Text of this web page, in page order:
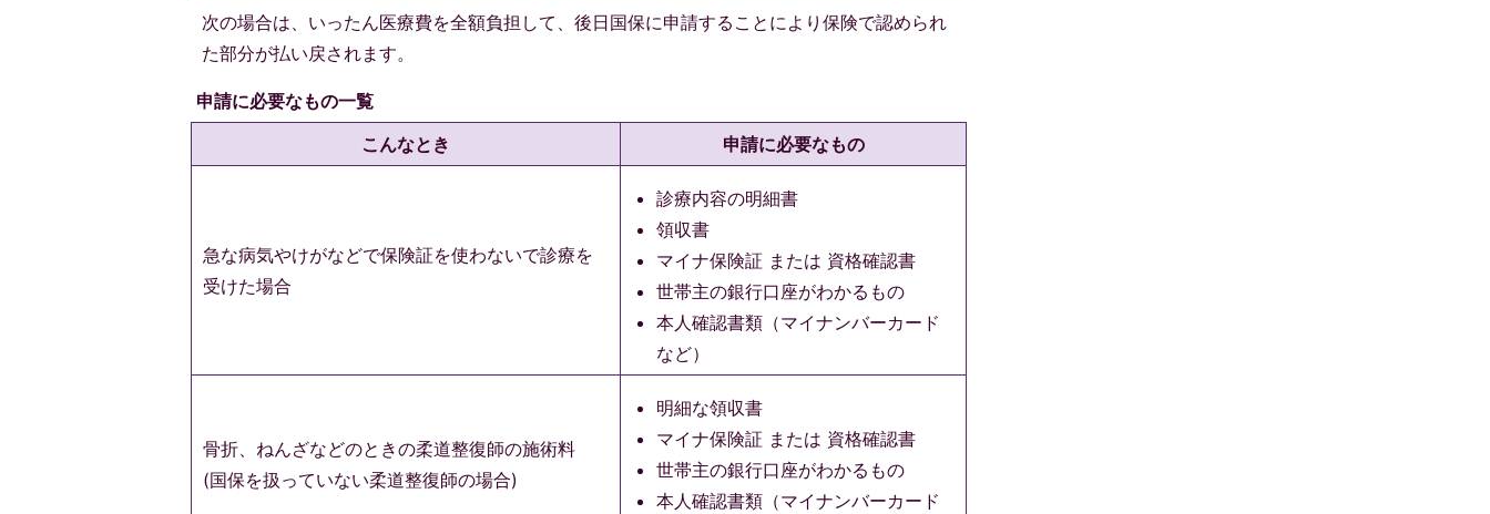
次の場合は、いったん医療費を全額負担して、後日国保に申請することにより保険で認められ
た部分が払い戻されます。
申請に必要なもの一覧
こんなとき
申請に必要なもの
急な病気やけがなどで保険証を使わないで診療を
受けた場合
診療内容の明細書
領収書
マイナ保険証 または 資格確認書
世帯主の銀行口座がわかるもの
本人確認書類（マイナンバーカード
など）
骨折、ねんざなどのときの柔道整復師の施術料
(国保を扱っていない柔道整復師の場合)
明細な領収書
マイナ保険証 または 資格確認書
世帯主の銀行口座がわかるもの
本人確認書類（マイナンバーカード